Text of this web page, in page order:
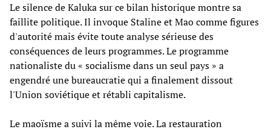
Le silence de Kaluka sur ce bilan historique montre sa
faillite politique. Il invoque Staline et Mao comme figures
d'autorité mais évite toute analyse sérieuse des
conséquences de leurs programmes. Le programme
nationaliste du « socialisme dans un seul pays » a
engendré une bureaucratie qui a finalement dissout
l'Union soviétique et rétabli capitalisme.
Le maoïsme a suivi la même voie. La restauration